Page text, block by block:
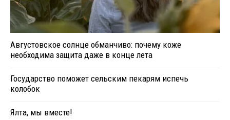
Августовское солнце обманчиво: почему коже
необходима защита даже в конце лета
Государство поможет сельским пекарям испечь
колобок
Ялта, мы вместе!